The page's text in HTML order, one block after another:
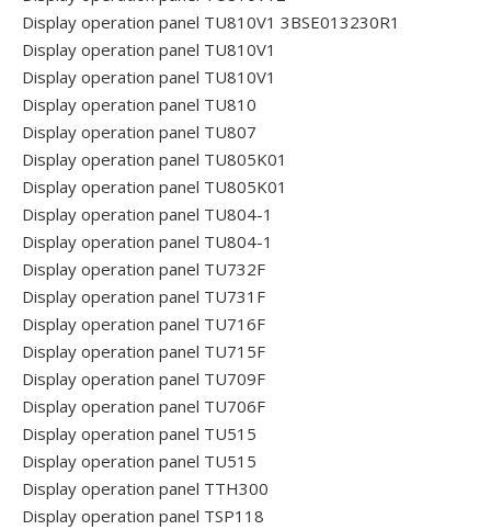
Display operation panel TU810V1 3BSE013230R1
Display operation panel TU810V1
Display operation panel TU810V1
Display operation panel TU810
Display operation panel TU807
Display operation panel TU805K01
Display operation panel TU805K01
Display operation panel TU804-1
Display operation panel TU804-1
Display operation panel TU732F
Display operation panel TU731F
Display operation panel TU716F
Display operation panel TU715F
Display operation panel TU709F
Display operation panel TU706F
Display operation panel TU515
Display operation panel TU515
Display operation panel TTH300
Display operation panel TSP118